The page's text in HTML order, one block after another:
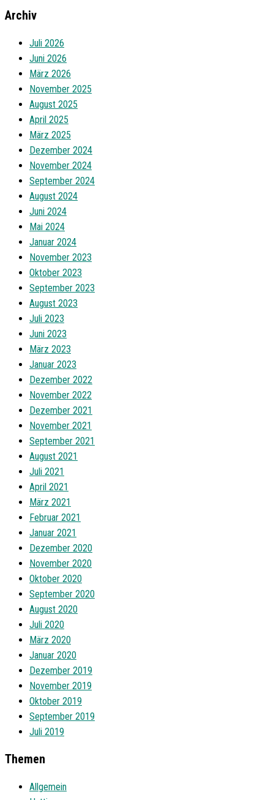
Archiv
Juli 2026
Juni 2026
März 2026
November 2025
August 2025
April 2025
März 2025
Dezember 2024
November 2024
September 2024
August 2024
Juni 2024
Mai 2024
Januar 2024
November 2023
Oktober 2023
September 2023
August 2023
Juli 2023
Juni 2023
März 2023
Januar 2023
Dezember 2022
November 2022
Dezember 2021
November 2021
September 2021
August 2021
Juli 2021
April 2021
März 2021
Februar 2021
Januar 2021
Dezember 2020
November 2020
Oktober 2020
September 2020
August 2020
Juli 2020
März 2020
Januar 2020
Dezember 2019
November 2019
Oktober 2019
September 2019
Juli 2019
Themen
Allgemein